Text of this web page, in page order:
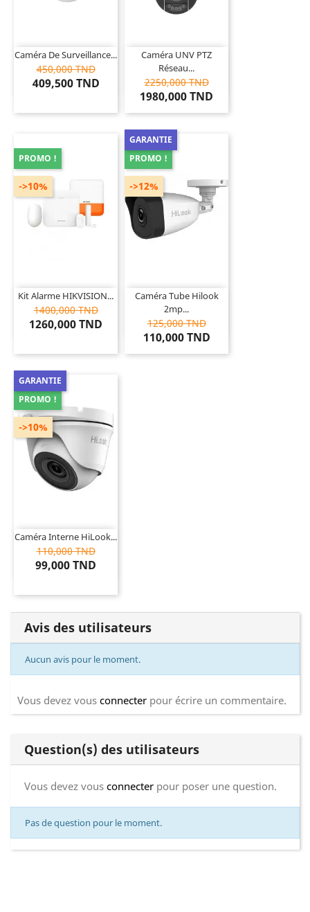
Caméra De Surveillance...
450,000 TND
409,500 TND
Caméra UNV PTZ
Réseau...
2250,000 TND
1980,000 TND
Kit Alarme HIKVISION...
1400,000 TND
1260,000 TND
PROMO !
->10%
Caméra Tube Hilook
2mp...
125,000 TND
110,000 TND
GARANTIE
PROMO !
->12%
Caméra Interne HiLook...
110,000 TND
99,000 TND
GARANTIE
PROMO !
->10%
Avis des utilisateurs
Aucun avis pour le moment.
Vous devez vous connecter pour écrire un commentaire.
Question(s) des utilisateurs
Vous devez vous connecter pour poser une question.
Pas de question pour le moment.